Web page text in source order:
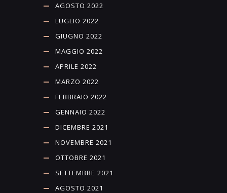
AGOSTO 2022
LUGLIO 2022
GIUGNO 2022
MAGGIO 2022
APRILE 2022
MARZO 2022
FEBBRAIO 2022
GENNAIO 2022
DICEMBRE 2021
NOVEMBRE 2021
OTTOBRE 2021
SETTEMBRE 2021
AGOSTO 2021